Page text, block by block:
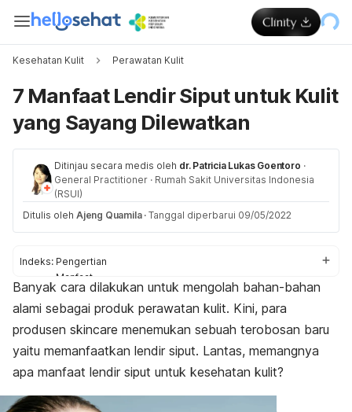
Kesehatan Kulit Perawatan Kulit
7 Manfaat Lendir Siput untuk Kulit
yang Sayang Dilewatkan
Ditinjau secara medis oleh dr. Patricia Lukas Goentoro ·
General Practitioner · Rumah Sakit Universitas Indonesia
(RSUI)
Ditulis oleh Ajeng Quamila · Tanggal diperbarui 09/05/2022
Indeks: Pengertian
Manfaat
Efek samping
Cara penggunaan
Banyak cara dilakukan untuk mengolah bahan-bahan
alami sebagai produk perawatan kulit. Kini, para
produsen skincare menemukan sebuah terobosan baru
yaitu memanfaatkan lendir siput. Lantas, memangnya
apa manfaat lendir siput untuk kesehatan kulit?